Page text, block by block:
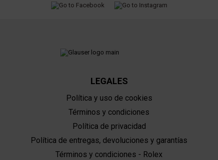
LEGALES
Política y uso de cookies
Términos y condiciones
Política de privacidad
Política de entregas, devoluciones y garantías
Términos y condiciones - Rolex